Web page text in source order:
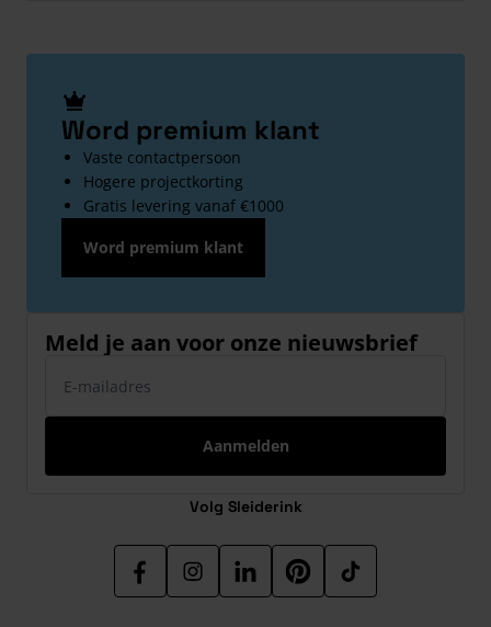
Word premium klant
Vaste contactpersoon
Hogere projectkorting
Gratis levering vanaf €1000
Word premium klant
Meld je aan voor onze nieuwsbrief
Aanmelden
Volg Sleiderink